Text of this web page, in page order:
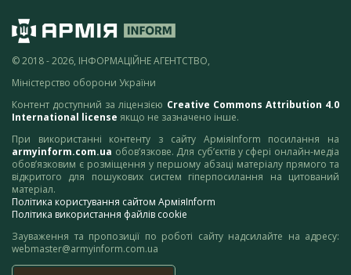
© 2018 - 2026, ІНФОРМАЦІЙНЕ АГЕНТСТВО,
Міністерство оборони України
Контент доступний за ліцензією Creative Commons Attribution 4.0
International license якщо не зазначено інше.
При використанні контенту з сайту АрміяInform посилання на
armyinform.com.ua обов’язкове. Для суб’єктів у сфері онлайн-медіа
обов’язковим є розміщення у першому абзаці матеріалу прямого та
відкритого для пошукових систем гіперпосилання на цитований
матеріал.
Політика користування сайтом АрміяInform
Політика використання файлів cookie
Зауваження та пропозиції по роботі сайту надсилайте на адресу:
webmaster@armyinform.com.ua